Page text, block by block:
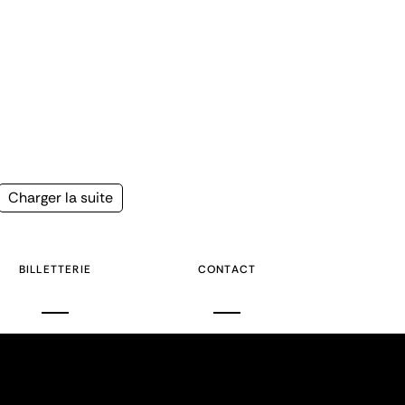
Page
Charger la suite
BILLETTERIE CONTACT